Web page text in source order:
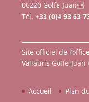
06220 Golfe-Juan
Tél. +33 (0)4 93 63
Site officiel de
Vallauris Golfe-Juan
Accueil Plan